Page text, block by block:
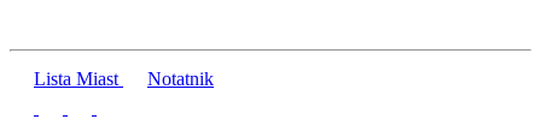
Lista Miast Notatnik